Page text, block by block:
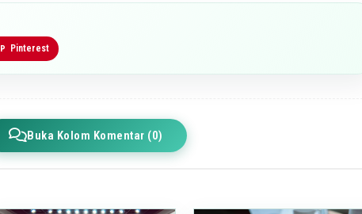
P Pinterest
Buka Kolom Komentar (0)